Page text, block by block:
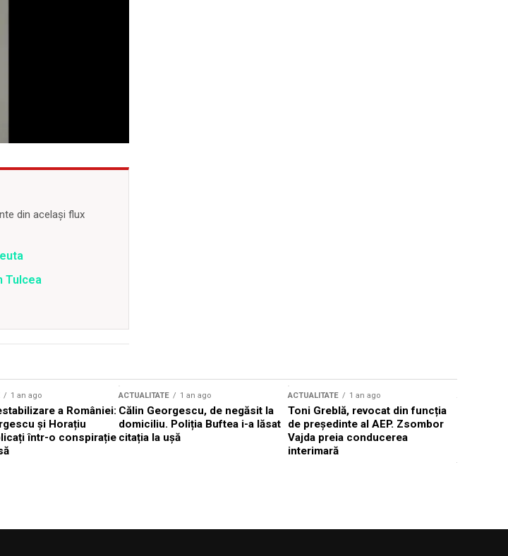
din același flux
Tulcea
1 an ago
a României:
și Horațiu
într-o conspirație
ACTUALITATE 1 an ago
Călin Georgescu, de negăsit la
domiciliu. Poliția Buftea i-a lăsat
citația la ușă
ACTUALITATE 1 an ago
Toni Greblă, revocat din funcția
de președinte al AEP. Zsombor
Vajda preia conducerea
interimară